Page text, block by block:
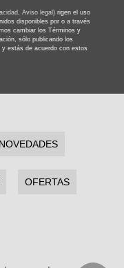
Aviso legal) rigen el uso
disponibles por o a través
cambiar los Términos y
sólo publicando los
estás de acuerdo con estos
NOVEDADES
OFERTAS